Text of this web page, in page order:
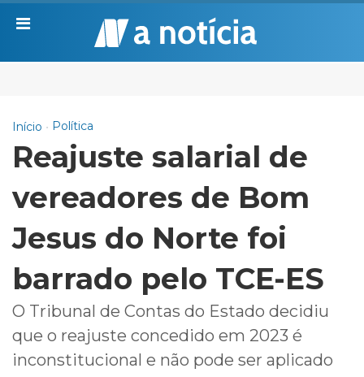
Início Política
Reajuste salarial de
vereadores de Bom
Jesus do Norte foi
barrado pelo TCE-ES
O Tribunal de Contas do Estado decidiu
que o reajuste concedido em 2023 é
inconstitucional e não pode ser aplicado